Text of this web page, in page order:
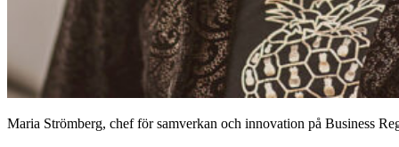
Maria Strömberg, chef för samverkan och innovation på Business